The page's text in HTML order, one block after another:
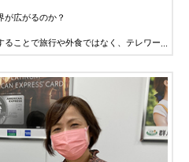
が広がるのか？
ることで旅行や外食ではなく、テレワー
い方が見えてくるかも？